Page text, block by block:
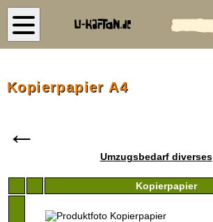
Kopierpapier A4
←
Umzugsbedarf diverses
Kopierpapier